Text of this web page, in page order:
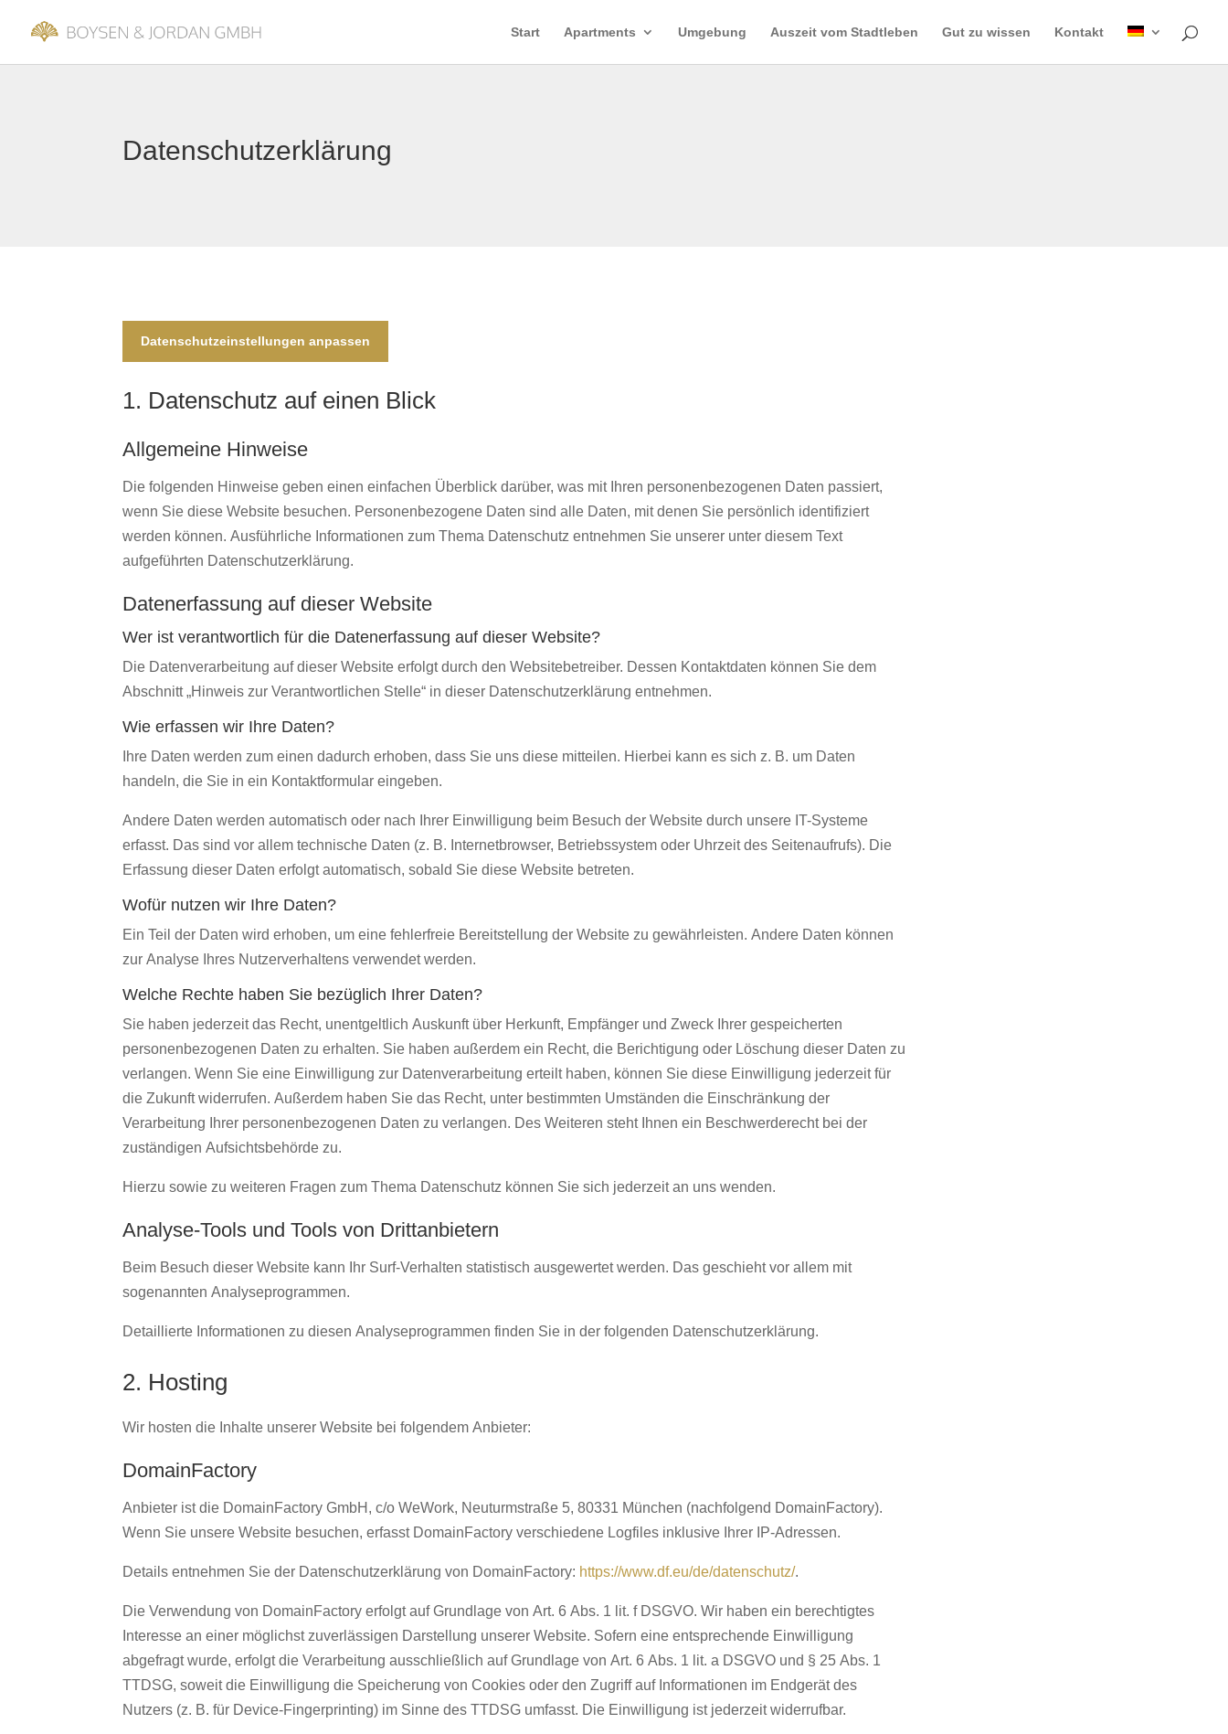
Start Apartments Umgebung Auszeit vom Stadtleben Gut zu wissen Kontakt
Datenschutzerklärung
Datenschutzeinstellungen anpassen
1. Datenschutz auf einen Blick
Allgemeine Hinweise
Die folgenden Hinweise geben einen einfachen Überblick darüber, was mit Ihren personenbezogenen Daten passiert,
wenn Sie diese Website besuchen. Personenbezogene Daten sind alle Daten, mit denen Sie persönlich identifiziert
werden können. Ausführliche Informationen zum Thema Datenschutz entnehmen Sie unserer unter diesem Text
aufgeführten Datenschutzerklärung.
Datenerfassung auf dieser Website
Wer ist verantwortlich für die Datenerfassung auf dieser Website?
Die Datenverarbeitung auf dieser Website erfolgt durch den Websitebetreiber. Dessen Kontaktdaten können Sie dem
Abschnitt „Hinweis zur Verantwortlichen Stelle“ in dieser Datenschutzerklärung entnehmen.
Wie erfassen wir Ihre Daten?
Ihre Daten werden zum einen dadurch erhoben, dass Sie uns diese mitteilen. Hierbei kann es sich z. B. um Daten
handeln, die Sie in ein Kontaktformular eingeben.
Andere Daten werden automatisch oder nach Ihrer Einwilligung beim Besuch der Website durch unsere IT-Systeme
erfasst. Das sind vor allem technische Daten (z. B. Internetbrowser, Betriebssystem oder Uhrzeit des Seitenaufrufs). Die
Erfassung dieser Daten erfolgt automatisch, sobald Sie diese Website betreten.
Wofür nutzen wir Ihre Daten?
Ein Teil der Daten wird erhoben, um eine fehlerfreie Bereitstellung der Website zu gewährleisten. Andere Daten können
zur Analyse Ihres Nutzerverhaltens verwendet werden.
Welche Rechte haben Sie bezüglich Ihrer Daten?
Sie haben jederzeit das Recht, unentgeltlich Auskunft über Herkunft, Empfänger und Zweck Ihrer gespeicherten
personenbezogenen Daten zu erhalten. Sie haben außerdem ein Recht, die Berichtigung oder Löschung dieser Daten zu
verlangen. Wenn Sie eine Einwilligung zur Datenverarbeitung erteilt haben, können Sie diese Einwilligung jederzeit für
die Zukunft widerrufen. Außerdem haben Sie das Recht, unter bestimmten Umständen die Einschränkung der
Verarbeitung Ihrer personenbezogenen Daten zu verlangen. Des Weiteren steht Ihnen ein Beschwerderecht bei der
zuständigen Aufsichtsbehörde zu.
Hierzu sowie zu weiteren Fragen zum Thema Datenschutz können Sie sich jederzeit an uns wenden.
Analyse-Tools und Tools von Dritt­anbietern
Beim Besuch dieser Website kann Ihr Surf-Verhalten statistisch ausgewertet werden. Das geschieht vor allem mit
sogenannten Analyseprogrammen.
Detaillierte Informationen zu diesen Analyseprogrammen finden Sie in der folgenden Datenschutzerklärung.
2. Hosting
Wir hosten die Inhalte unserer Website bei folgendem Anbieter:
DomainFactory
Anbieter ist die DomainFactory GmbH, c/o WeWork, Neuturmstraße 5, 80331 München (nachfolgend DomainFactory).
Wenn Sie unsere Website besuchen, erfasst DomainFactory verschiedene Logfiles inklusive Ihrer IP-Adressen.
Details entnehmen Sie der Datenschutzerklärung von DomainFactory: https://www.df.eu/de/datenschutz/.
Die Verwendung von DomainFactory erfolgt auf Grundlage von Art. 6 Abs. 1 lit. f DSGVO. Wir haben ein berechtigtes
Interesse an einer möglichst zuverlässigen Darstellung unserer Website. Sofern eine entsprechende Einwilligung
abgefragt wurde, erfolgt die Verarbeitung ausschließlich auf Grundlage von Art. 6 Abs. 1 lit. a DSGVO und § 25 Abs. 1
TTDSG, soweit die Einwilligung die Speicherung von Cookies oder den Zugriff auf Informationen im Endgerät des
Nutzers (z. B. für Device-Fingerprinting) im Sinne des TTDSG umfasst. Die Einwilligung ist jederzeit widerrufbar.